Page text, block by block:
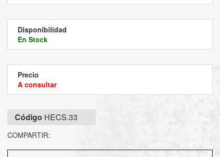
Disponibilidad
En Stock
Precio
A consultar
Código HECS.33
COMPARTIR: